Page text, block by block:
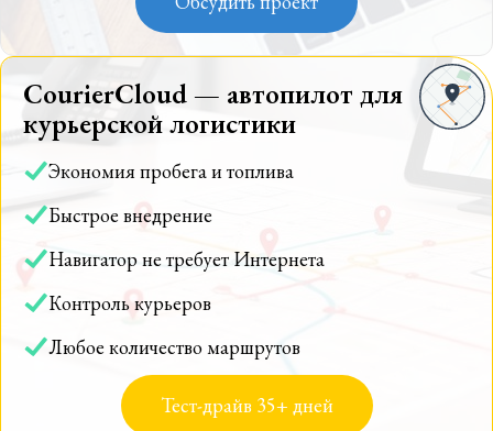
CourierCloud — автопилот для
курьерской логистики
Экономия пробега и топлива
Быстрое внедрение
Навигатор не требует Интернета
Контроль курьеров
Любое количество маршрутов
Тест-драйв 35+ дней